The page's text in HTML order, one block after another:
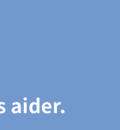
aider.